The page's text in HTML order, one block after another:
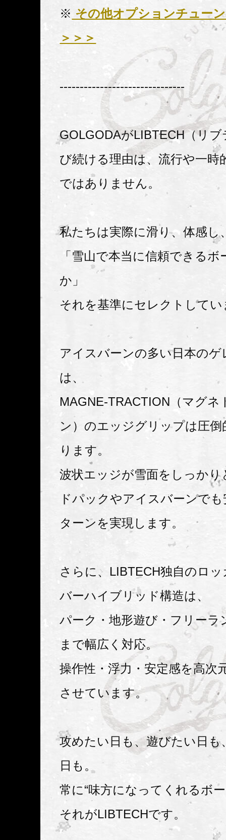
※ その他オプションチュー
＞＞＞
-------------------------------
GOLGODAがLIBTECH（リ
び続ける理由は、流行や一時
ではありません。
私たちは実際に滑り、体感し
「雪山で本当に信頼できる
か」
それを基準にセレクトしてい
アイスバーンの多い日本のゲ
は、
MAGNE-TRACTION（マグネ
ン）のエッジグリップは圧
ります。
波状エッジが雪面をしっかり
ドパックやアイスバーンで
ターンを実現します。
さらに、LIBTECH独自のロ
バーハイブリッド構造は、
パーク・地形遊び・フリーラ
まで幅広く対応。
操作性・浮力・安定感を高次
させています。
攻めたい日も、遊びたい日も
日も。
常に“味方になってくれるボ
それがLIBTECHです。